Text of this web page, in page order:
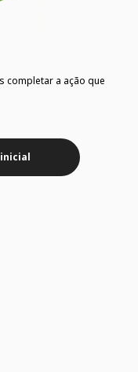
completar a ação que